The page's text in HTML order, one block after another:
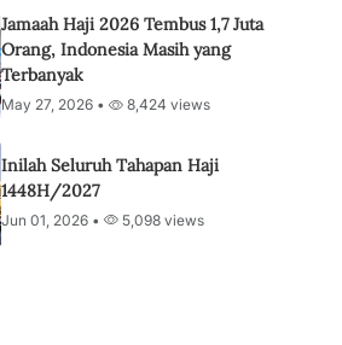
Jamaah Haji 2026 Tembus 1,7 Juta
Orang, Indonesia Masih yang
Terbanyak
May 27, 2026 • 8,424 views
Inilah Seluruh Tahapan Haji
1448H/2027
Jun 01, 2026 • 5,098 views